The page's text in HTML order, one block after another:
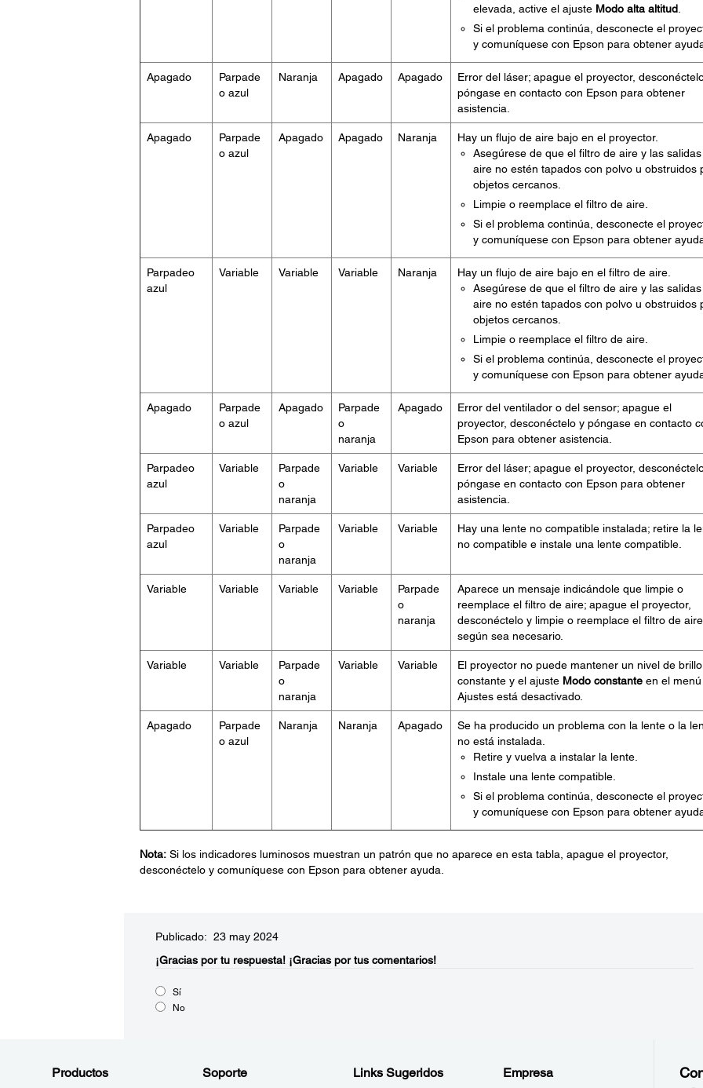
elevada, active el ajuste Modo alta altitud.
Si el problema continúa, desconecte el
y comuníquese con Epson para obtener
Apagado
Parpade
o azul
Naranja Apagado Apagado
Error del láser; apague el proyector,
póngase en contacto con Epson para obtener
asistencia.
Apagado
Parpade
o azul
Apagado Apagado Naranja
Hay un flujo de aire bajo en el proyector.
Asegúrese de que el filtro de aire y las
aire no estén tapados con polvo u obstruidos
objetos cercanos.
Limpie o reemplace el filtro de aire.
Si el problema continúa, desconecte el
y comuníquese con Epson para obtener
Parpadeo
azul
Variable Variable Variable Naranja
Hay un flujo de aire bajo en el filtro de aire.
Asegúrese de que el filtro de aire y las
aire no estén tapados con polvo u obstruidos
objetos cercanos.
Limpie o reemplace el filtro de aire.
Si el problema continúa, desconecte el
y comuníquese con Epson para obtener
Apagado
Parpade
o azul
Apagado
Parpade
o
naranja
Apagado
Error del ventilador o del sensor; apague el
proyector, desconéctelo y póngase en contacto
Epson para obtener asistencia.
Parpadeo
azul
Variable
Parpade
o
naranja
Variable Variable
Error del láser; apague el proyector,
póngase en contacto con Epson para obtener
asistencia.
Parpadeo
azul
Variable
Parpade
o
naranja
Variable Variable
Hay una lente no compatible instalada; retire la
no compatible e instale una lente compatible.
Variable Variable Variable Variable
Parpade
o
naranja
Aparece un mensaje indicándole que limpie o
reemplace el filtro de aire; apague el proyector,
desconéctelo y limpie o reemplace el filtro de aire,
según sea necesario.
Variable Variable
Parpade
o
naranja
Variable Variable
El proyector no puede mantener un nivel de brillo
constante y el ajuste Modo constanteen el menú
Ajustes está desactivado.
Apagado
Parpade
o azul
Naranja Naranja Apagado
Se ha producido un problema con la lente o la
no está instalada.
Retire y vuelva a instalar la lente.
Instale una lente compatible.
Si el problema continúa, desconecte el
y comuníquese con Epson para obtener
Nota:Si los indicadores luminosos muestran un patrón que no aparece en esta tabla, apague el proyector,
desconéctelo y comuníquese con Epson para obtener ayuda.
Publicado: 23 may 2024
¡Gracias por tu respuesta! ¡Gracias por tus comentarios!
Sí
No
Productos Soporte Links Sugeridos Empresa